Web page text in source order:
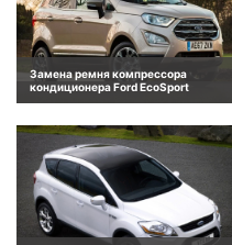
Замена ремня компрессора
кондиционера Ford EcoSport